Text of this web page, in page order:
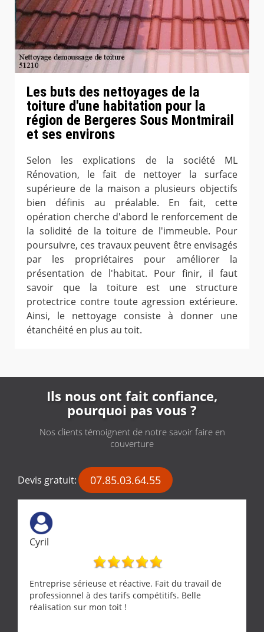
Les buts des nettoyages de la
toiture d'une habitation pour la
région de Bergeres Sous Montmirail
et ses environs
Selon les explications de la société ML
Rénovation, le fait de nettoyer la surface
supérieure de la maison a plusieurs objectifs
bien définis au préalable. En fait, cette
opération cherche d'abord le renforcement de
la solidité de la toiture de l'immeuble. Pour
poursuivre, ces travaux peuvent être envisagés
par les propriétaires pour améliorer la
présentation de l'habitat. Pour finir, il faut
savoir que la toiture est une structure
protectrice contre toute agression extérieure.
Ainsi, le nettoyage consiste à donner une
étanchéité en plus au toit.
Ils nous ont fait confiance,
pourquoi pas vous ?
Nos clients témoignent de notre savoir faire en
couverture
Devis gratuit: 07.85.03.64.55
Cyril
Entreprise sérieuse et réactive. Fait du travail de
professionnel à des tarifs compétitifs. Belle
réalisation sur mon toit !